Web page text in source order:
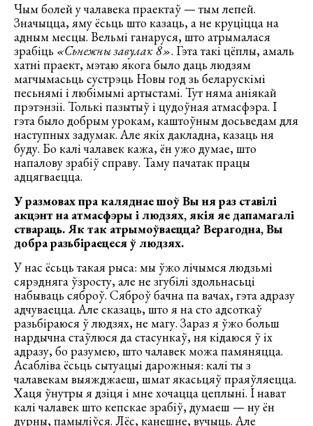
Чым болей у чалавека праектаў — тым лепей.
Значыцца, яму ёсьць што казаць, а не круціцца на
адным месцы. Вельмі ганаруся, што атрымалася
зрабіць «Сьнежны завулак 8». Гэта такі цёплы, амаль
хатні праект, мэтаю якога было даць людзям
магчымасьць сустрэць Новы год зь беларускімі
песьнямі і любімымі артыстамі. Тут няма аніякай
прэтэнзіі. Толькі пазытыў і цудоўная атмасфэра. І
гэта было добрым урокам, каштоўным досьведам для
наступных задумак. Але якіх дакладна, казаць ня
буду. Бо калі чалавек кажа, ён ужо думае, што
напалову зрабіў справу. Таму пачатак працы
адцягваецца.
У размовах пра каляднае шоў Вы ня раз ставілі
акцэнт на атмасфэры і людзях, якія яе дапамагалі
ствараць. Як так атрымоўваецца? Верагодна, Вы
добра разьбіраецеся ў людзях.
У нас ёсьць такая рыса: мы ўжо лічымся людзьмі
сярэдняга ўзросту, але не згубілі здольнасьці
набываць сяброў. Сяброў бачна па вачах, гэта адразу
адчуваецца. Але сказаць, што я на сто адсоткаў
разьбіраюся ў людзях, не магу. Зараз я ўжо больш
нардычна стаўлюся да стасункаў, ня кідаюся ў іх
адразу, бо разумею, што чалавек можа памяняцца.
Асабліва ёсьць сытуацыі дарожныя: калі ты з
чалавекам выяжджаеш, шмат якасьцяў праяўляецца.
Хаця ўнутры я дзіця і мне хочацца цеплыні. І нават
калі чалавек што кепскае зрабіў, думаеш — ну ён
дурны, памыліўся. Лёс, канешне, вучыць. Але